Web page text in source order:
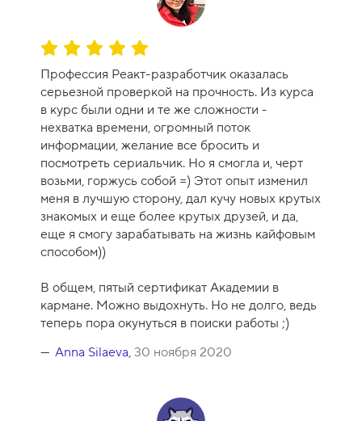
О
ц
е
н
к
а
к
у
р
с
а
-
1
0
Профессия Реакт-разработчик оказалась
серьезной проверкой на прочность. Из курса
в курс были одни и те же сложности -
нехватка времени, огромный поток
информации, желание все бросить и
посмотреть сериальчик. Но я смогла и, черт
возьми, горжусь собой =) Этот опыт изменил
меня в лучшую сторону, дал кучу новых крутых
знакомых и еще более крутых друзей, и да,
еще я смогу зарабатывать на жизнь кайфовым
способом))
В общем, пятый сертификат Академии в
кармане. Можно выдохнуть. Но не долго, ведь
теперь пора окунуться в поиски работы ;)
Anna Silaeva, 30 ноября 2020